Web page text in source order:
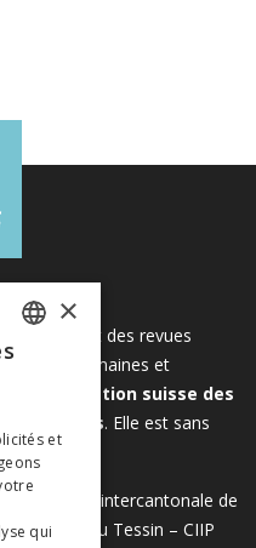
livres et des revues
humaines et
l'
Association suisse des
humaines. Elle est sans
intercantonale de
et du Tessin – CIIP
ITALIAN
×
et
qui